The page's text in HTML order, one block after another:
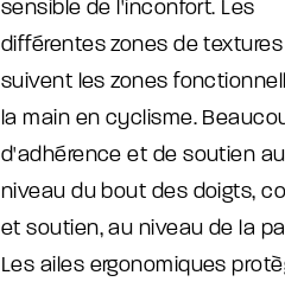
sensible de l'inconfort. Les
différentes zones de textures
suivent les zones
la main en cyclisme.
d'adhérence et de soutien au
niveau du bout des doigts,
et soutien, au niveau de la
Les ailes ergonomiques